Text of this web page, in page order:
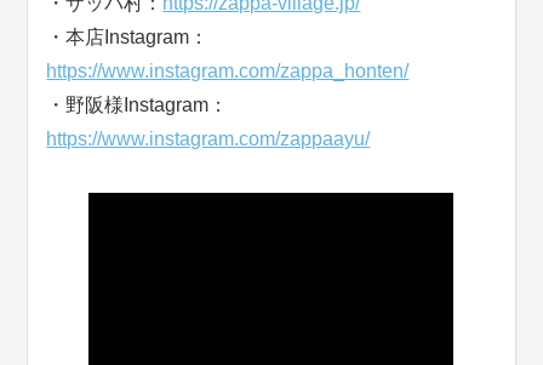
・本店Instagram：
https://www.instagram.com/zappa_honten/
・野阪様Instagram：
https://www.instagram.com/zappaayu/